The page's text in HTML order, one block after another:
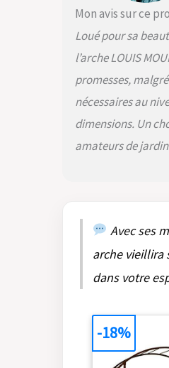
séparément
par
Notice de
facile par
Tube carré
Fabrication
Moulin Notice
Peinture
Métal Couleur:
Mon avis sur ce
Loué pour sa
l’arche LOUIS
promesses,
nécessaires au
dimensions. Un
amateurs de
Avec ses
arche vieillira
dans votre
-18%